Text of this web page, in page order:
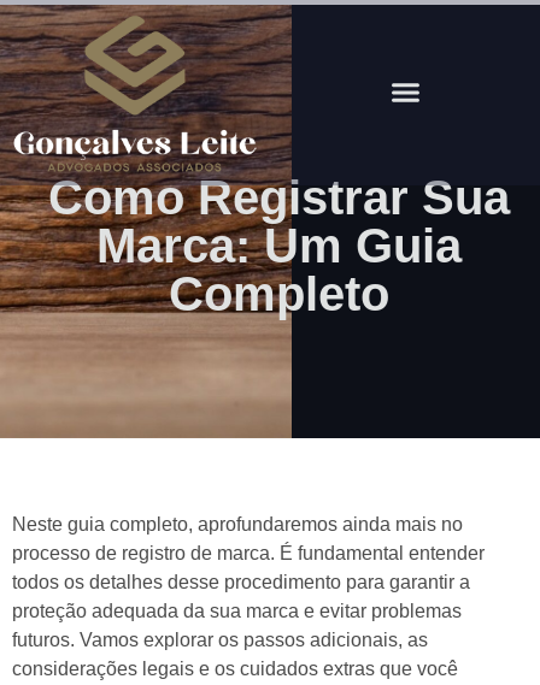
Como Registrar Sua
Marca: Um Guia
Completo
Neste guia completo, aprofundaremos ainda mais no
processo de registro de marca. É fundamental entender
todos os detalhes desse procedimento para garantir a
proteção adequada da sua marca e evitar problemas
futuros. Vamos explorar os passos adicionais, as
considerações legais e os cuidados extras que você